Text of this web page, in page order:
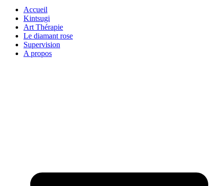
Accueil
Kintsugi
Art Thérapie
Le diamant rose
Supervision
A propos